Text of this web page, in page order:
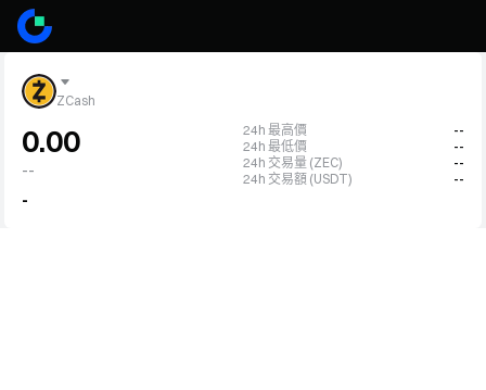
ZCash
0.00
--
-
24h 最高價
--
24h 最低價
--
24h 交易量 (ZEC)
--
24h 交易額 (USDT)
--